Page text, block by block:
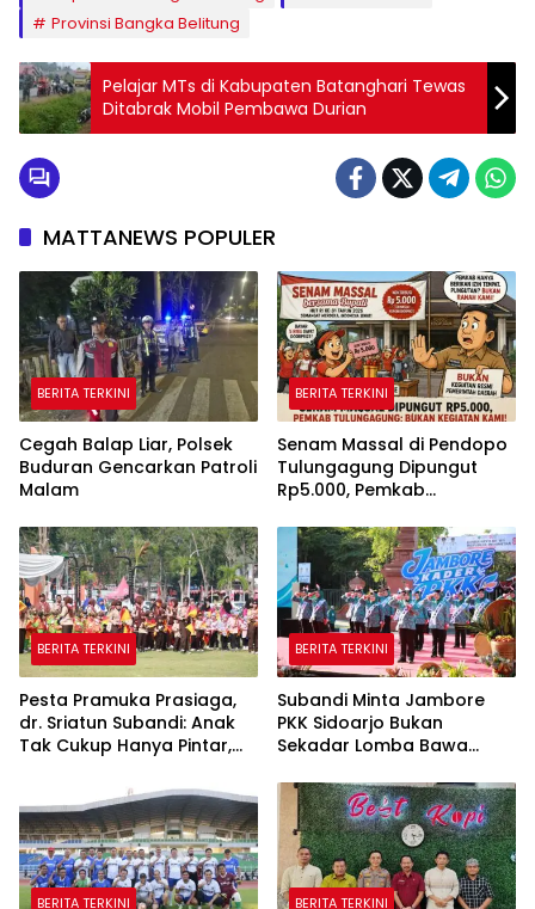
Provinsi Bangka Belitung
Pelajar MTs di Kabupaten Batanghari Tewas
Ditabrak Mobil Pembawa Durian
MATTANEWS POPULER
BERITA TERKINI
Cegah Balap Liar, Polsek
Buduran Gencarkan Patroli
Malam
BERITA TERKINI
Senam Massal di Pendopo
Tulungagung Dipungut
Rp5.000, Pemkab
Pemerintah
BERITA TERKINI
Pesta Pramuka Prasiaga,
dr. Sriatun Subandi: Anak
Tak Cukup Hanya Pintar,
Dibentuk Sejak Dini
BERITA TERKINI
Subandi Minta Jambore
PKK Sidoarjo Bukan
Sekadar Lomba Bawa
untuk Warga
BERITA TERKINI BERITA TERKINI